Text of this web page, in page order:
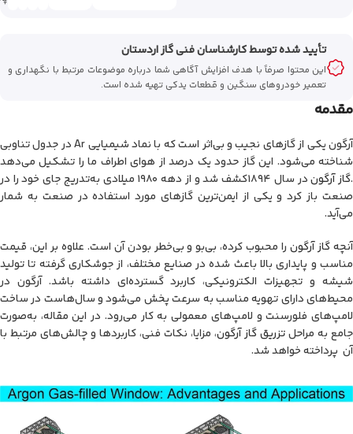
تأیید‌‌‌‌‌‌‌ شده توسط کارشناسان فنی گاز اردستان
این محتوا صرفاً با هدف افزایش آگاهی شما درباره موضوعات مرتبط با نگهداری و
تعمیر خودروهای سنگین و قطعات یدکی تهیه شده است.
مقدمه‌
آرگون یکی از گازهای نجیب و بی‌اثر است که با نماد شیمیایی Ar در جدول تناوبی
شناخته می‌شود. این گاز حدود یک درصد از هوای اطراف ما را تشکیل می‌دهد
.گاز آرگون
در سال ۱۸۹۴کشف شد و از دهه ۱۹۸۰ میلادی به‌تدریج جای خود را در
صنعت باز کرد و یکی از ایمن‌ترین گازهای مورد استفاده در صنعت به شمار
می‌آید.
آنچهگاز آرگونرا محبوب کرده، بی‌بو و بی‌خطر بودن آن است. علاوه بر این، قیمت
مناسب و پایداری بالا باعث شده در صنایع مختلف، از جوشکاری گرفته تا تولید
شیشه و تجهیزات الکترونیکی، کاربرد گسترده‌ای داشته باشد. آرگون در
محیط‌های دارای تهویه مناسب به سرعت پخش می‌شود و سال‌هاست در ساخت
لامپ‌های فلورسنت و لامپ‌های معمولی به کار می‌رود. در این مقاله، به‌صورت
جامع به مراحلتزریق گاز آرگون، مزایا، نکات فنی، کاربردها و چالش‌های مرتبط با
آن پرداخته خواهد شد.